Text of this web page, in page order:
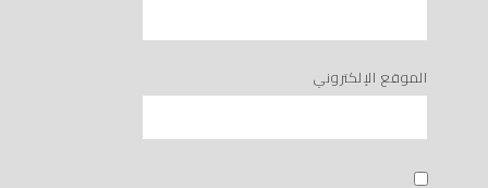
الموقع الإلكتروني